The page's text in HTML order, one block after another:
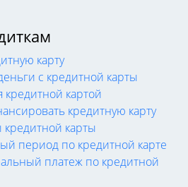
карту
с кредитной карты
кредитной картой
кредитную карту
карты
период по кредитной карте
платеж по кредитной